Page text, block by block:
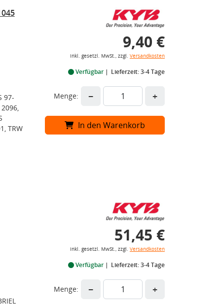
97-
TRW
9,40 €
inkl. gesetzl. MwSt., zzgl. Versandkosten
Verfügbar Lieferzeit: 3-4 Tage
Menge: − +
In den Warenkorb
51,45 €
inkl. gesetzl. MwSt., zzgl. Versandkosten
Verfügbar Lieferzeit: 3-4 Tage
Menge: − +